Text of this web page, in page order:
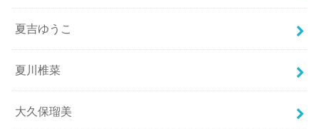
夏吉ゆうこ
夏川椎菜
大久保瑠美